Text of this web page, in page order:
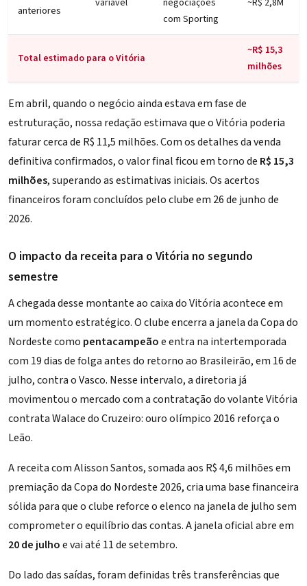
anteriores
variável
negociações
com Sporting
~R$ 2,8M
Total estimado para o Vitória
~R$ 15,3
milhões
Em abril, quando o negócio ainda estava em fase de
estruturação, nossa redação estimava que o Vitória poderia
faturar cerca de R$ 11,5 milhões. Com os detalhes da venda
definitiva confirmados, o valor final ficou em torno de R$ 15,3
milhões, superando as estimativas iniciais. Os acertos
financeiros foram concluídos pelo clube em 26 de junho de
2026.
O impacto da receita para o Vitória no segundo
semestre
A chegada desse montante ao caixa do Vitória acontece em
um momento estratégico. O clube encerra a janela da Copa do
Nordeste como pentacampeãoe entra na intertemporada
com 19 dias de folga antes do retorno ao Brasileirão, em 16 de
julho, contra o Vasco. Nesse intervalo, a diretoria já
movimentou o mercado com a contratação do volanteVitória
contrata Walace do Cruzeiro: ouro olímpico 2016 reforça o
Leão.
A receita com Alisson Santos, somada aos R$ 4,6 milhões em
premiação da Copa do Nordeste 2026, cria uma base financeira
sólida para que o clube reforce o elenco na janela de julho sem
comprometer o equilíbrio das contas. A janela oficial abre em
20 de julhoe vai até 11 de setembro.
Do lado das saídas, foram definidas três transferências que